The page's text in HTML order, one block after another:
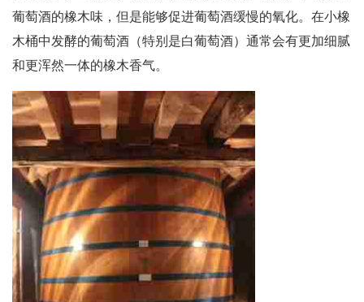
葡萄酒的橡木味，但是能够促进葡萄酒缓慢的氧化。在小橡
木桶中发酵的葡萄酒（特别是白葡萄酒）通常会有更加细腻
和更浑然一体的橡木香气。